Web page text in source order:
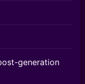
generation